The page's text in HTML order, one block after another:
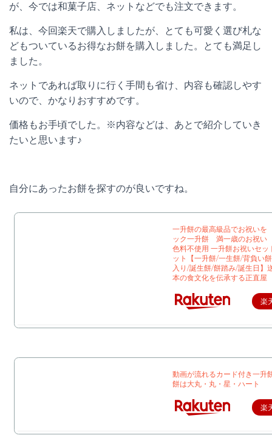
が、今では和菓子店、ネットなどでも注文できます。
私は、今回楽天で購入しましたが、とても可愛く選び札な
どもついているお得なお餅を購入しました。とても満足し
ました。
ネットであれば取りに行く手間も省け、内容も確認しやす
いので、かなりおすすめです。
価格もお手頃でした。※内容などは、あとで紹介していき
たいと思います♪
自分にあったお餅を探すのが良いですね。
一升餅の最高級品でお祝い
ック一升餅 満一歳のお祝い
色料不使用 一升餅お祝いセ
ット【一升餅/一生餅/背負い
入り/誕生餅/餅踏み/誕生日】
本の食文化を伝承する正直屋
楽
動画が流れるカード付き一升
餅は大丸・丸・星・ハート
楽